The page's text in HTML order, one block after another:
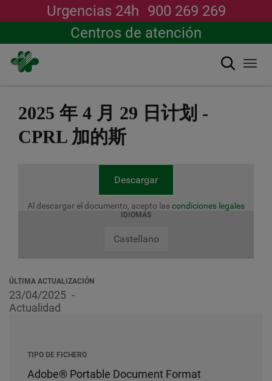
Urgencias 24h 900 269 269
Centros de atención
搜索
2025 年 4 月 29 日计划 -
CPRL 加的斯
Descargar
Al descargar el documento, acepto lascondiciones legales
IDIOMAS
Castellano
ÚLTIMA ACTUALIZACIÓN
23/04/2025
Actualidad
TIPO DE FICHERO
Adobe® Portable Document Format